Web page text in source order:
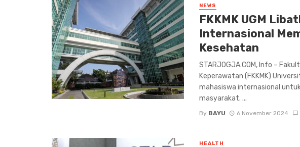
NEWS
FKKMK UGM
Internasional
Kesehatan
STARJOGJA.COM, Info –
Keperawatan (FKKMK)
mahasiswa internasional
masyarakat. ...
By BAYU 6 November 2024
HEALTH